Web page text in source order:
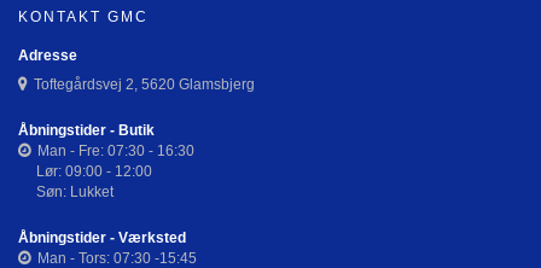
KONTAKT GMC
Adresse
Toftegårdsvej 2, 5620 Glamsbjerg
Åbningstider - Butik
Man - Fre: 07:30 - 16:30
Lør: 09:00 - 12:00
Søn: Lukket
Åbningstider - Værksted
Man - Tors: 07:30 -15:45